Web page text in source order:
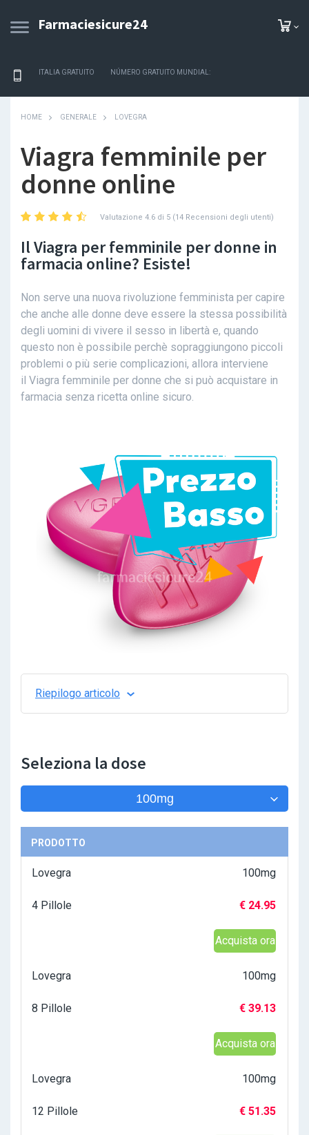
Farmaciesicure24
ITALIA GRATUITO NÚMERO GRATUITO MUNDIAL:
HOME GENERALE LOVEGRA
Viagra femminile per
donne online
Valutazione 4.6 di 5 (14 Recensioni degli utenti)
Il Viagra per femminile per donne in
farmacia online? Esiste!
Non serve una nuova rivoluzione femminista per capire
che anche alle donne deve essere la stessa possibilità
degli uomini di vivere il sesso in libertà e, quando
questo non è possibile perchè sopraggiungono piccoli
problemi o più serie complicazioni, allora interviene
il Viagra femminile per donne che si può acquistare in
farmacia senza ricetta online sicuro.
Riepilogo articolo
Seleziona la dose
100mg
PRODOTTO
Lovegra 100mg
4 Pillole € 24.95
Acquista ora
Lovegra 100mg
8 Pillole € 39.13
Acquista ora
Lovegra 100mg
12 Pillole € 51.35